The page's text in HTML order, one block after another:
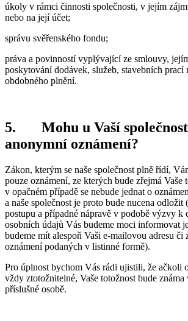
úkoly v rámci činnosti společnosti, v jejím
nebo na její účet;
správu svěřenského fondu;
práva a povinností vyplývající ze smlouvy,
poskytování dodávek, služeb, stavebních prací
obdobného plnění.
5. Mohu u Vaší
anonymní oznámení?
Zákon, kterým se naše společnost plně řídí,
pouze oznámení, ze kterých bude zřejmá Vaše
v opačném případě se nebude jednat o
a naše společnost je proto bude nucena odložit
postupu a případné nápravě v podobě výzvy k
osobních údajů Vás budeme moci informovat
budeme mít alespoň Vaši e-mailovou adresu či
oznámení podaných v listinné formě).
Pro úplnost bychom Vás rádi ujistili, že ačkoli
vždy ztotožnitelné, Vaše totožnost bude
příslušné osobě.